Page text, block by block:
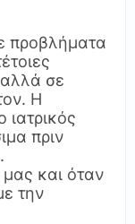
προβλήματα
σε
Η
ιατρικός
πριν
και όταν
την